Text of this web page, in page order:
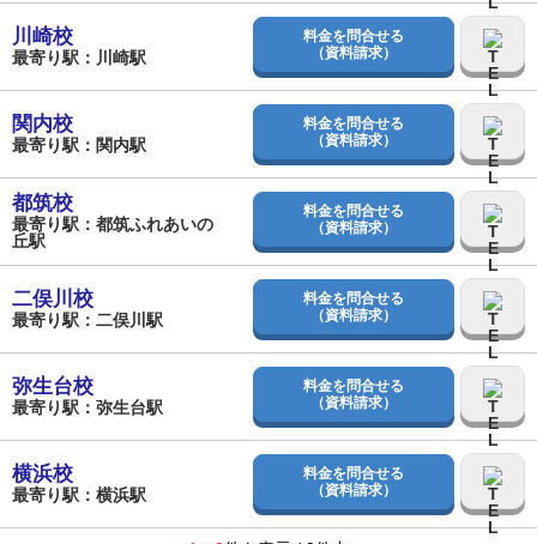
川崎校
最寄り駅：川崎駅
料金を問合せる
（資料請求）
関内校
最寄り駅：関内駅
料金を問合せる
（資料請求）
都筑校
最寄り駅：都筑ふれあいの
丘駅
料金を問合せる
（資料請求）
二俣川校
最寄り駅：二俣川駅
料金を問合せる
（資料請求）
弥生台校
最寄り駅：弥生台駅
料金を問合せる
（資料請求）
横浜校
最寄り駅：横浜駅
料金を問合せる
（資料請求）